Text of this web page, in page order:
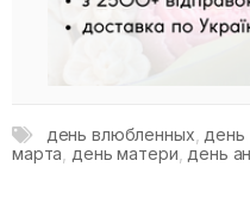
день влюбленных день
марта день матери день